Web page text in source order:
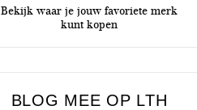
Bekijk waar je jouw favoriete merk
kunt kopen
BLOG MEE OP LTH